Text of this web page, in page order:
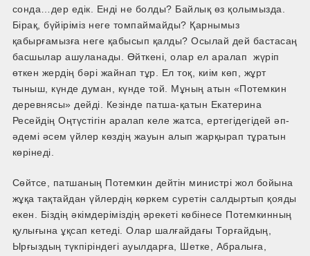
сонда…дер едік. Енді не болды? Байлық өз қолымызда.
Бірақ, бүйіріміз неге томпаймайды? Қарнымыз
қабырғамызға неге қабысып қалды? Осылай дей бастасаң
басшылар ашуланады. Өйткені, олар ел аралап жүріп
өткен жердің бәрі жайнап тұр. Ел тоқ, киім көп, жұрт
тыныш, күнде думан, күнде той. Мұның атын «Потемкин
деревнясы» дейді. Кезінде патша-қатын Екатерина
Ресейдің Оңтүстігін аралап келе жатса, ертегідегідей әп-
әдемі әсем үйлер көздің жауын алып жарқырап тұратын
көрінеді.
Сөйтсе, патшаның Потемкин дейтін министрі жол бойына
жұқа тақтайдан үйлердің көркем суретін салдыртып қояды
екен. Біздің әкімдеріміздің әрекеті көбінесе Потемкинның
қулығына ұқсап кетеді. Олар шалғайдағы Торғайдың,
Ырғыздың түкпіріндегі ауылдарға, Шетке, Абралыға,